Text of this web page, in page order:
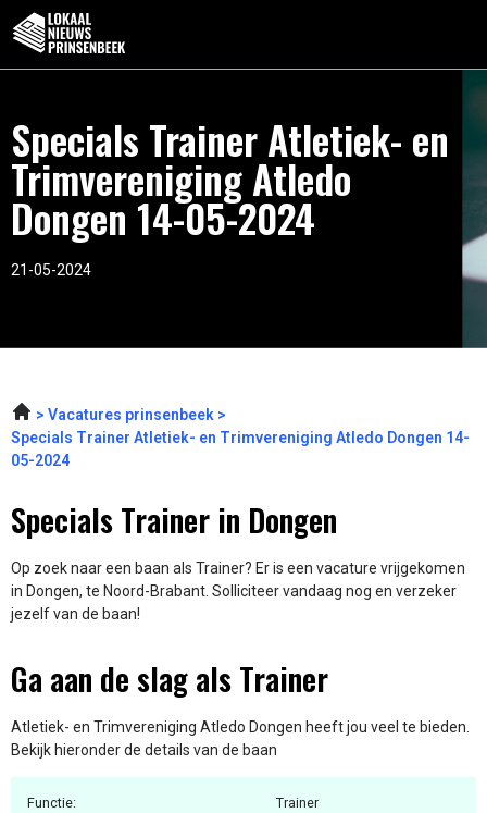
Specials Trainer Atletiek- en
Trimvereniging Atledo
Dongen 14-05-2024
21-05-2024
Vacatures prinsenbeek
Specials Trainer Atletiek- en Trimvereniging Atledo Dongen 14-
05-2024
Specials Trainer in Dongen
Op zoek naar een baan als Trainer? Er is een vacature vrijgekomen
in Dongen, te Noord-Brabant. Solliciteer vandaag nog en verzeker
jezelf van de baan!
Ga aan de slag als Trainer
Atletiek- en Trimvereniging Atledo Dongen heeft jou veel te bieden.
Bekijk hieronder de details van de baan
Functie: Trainer